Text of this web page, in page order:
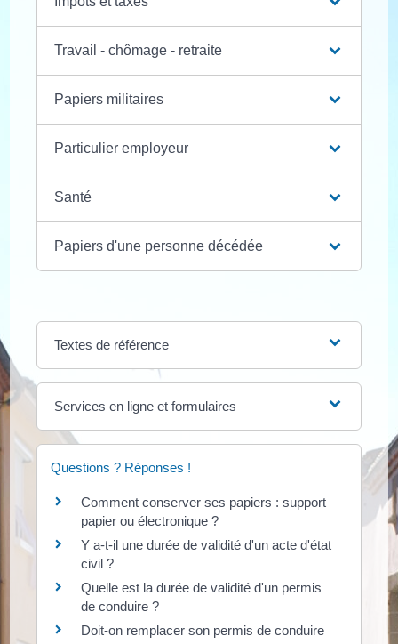
Travail - chômage - retraite
Papiers militaires
Particulier employeur
Santé
Papiers d'une personne décédée
Textes de référence
Services en ligne et formulaires
Questions ? Réponses !
Comment conserver ses papiers : support
papier ou électronique ?
Y a-t-il une durée de validité d'un acte d'état
civil ?
Quelle est la durée de validité d'un permis
de conduire ?
Doit-on remplacer son permis de conduire